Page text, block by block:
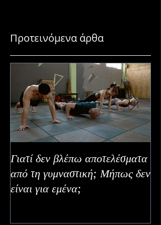
Προτεινόμενα άρθα
Γιατί δεν βλέπω αποτελέσματα
από τη γυμναστική; Μήπως δεν
είναι για εμένα;